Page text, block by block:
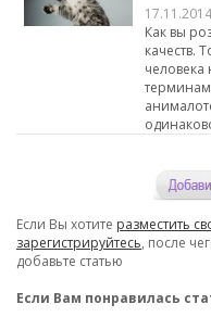
Как вы
качеств.
Если Вы хотите разместить
зарегистрируйтесь, после
добавьте статью
Если Вам понравилась